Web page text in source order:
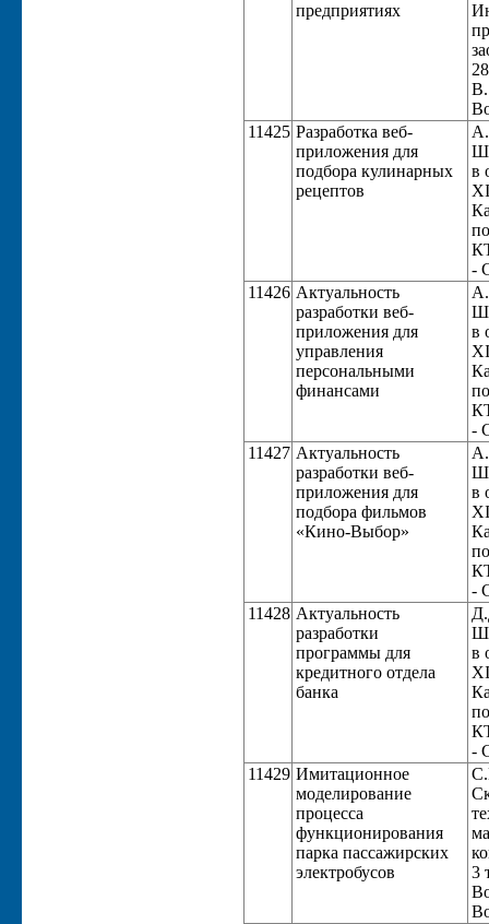
предприятиях
11425 Разработка веб-
приложения для
подбора кулинарных
рецептов
в
-
11426 Актуальность
разработки веб-
приложения для
управления
персональными
финансами
в
-
11427 Актуальность
разработки веб-
приложения для
подбора фильмов
«Кино-Выбор»
в
-
11428 Актуальность
разработки
программы для
кредитного отдела
банка
в
-
11429 Имитационное
моделирование
процесса
функционирования
парка пассажирских
электробусов
3